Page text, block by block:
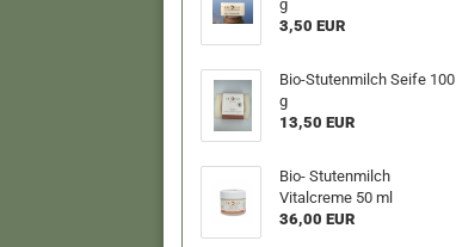
g
3,50 EUR
Bio-Stutenmilch Seife 100
g
13,50 EUR
Bio- Stutenmilch
Vitalcreme 50 ml
36,00 EUR